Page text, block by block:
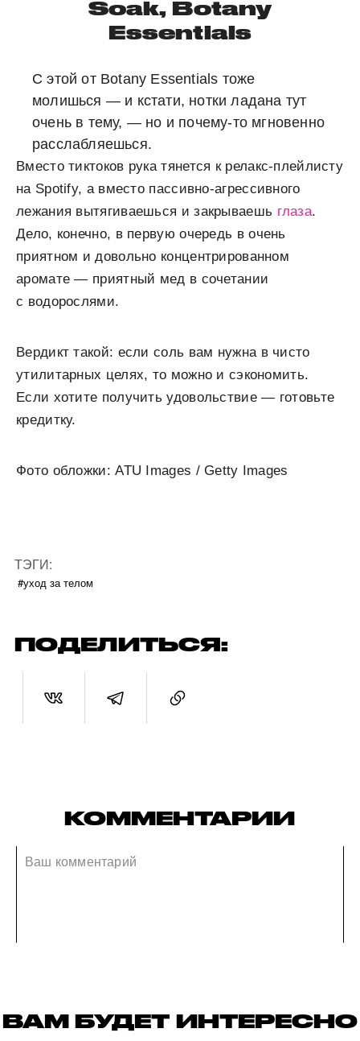
Soak, Botany
Essentials
С этой от Botany Essentials тоже
молишься — и кстати, нотки ладана тут
очень в тему, — но и почему-то мгновенно
расслабляешься.
Вместо тиктоков рука тянется к релакс-плейлисту
на Spotify, а вместо пассивно-агрессивного
лежания вытягиваешься и закрываешь глаза.
Дело, конечно, в первую очередь в очень
приятном и довольно концентрированном
аромате — приятный мед в сочетании
с водорослями.
Вердикт такой: если соль вам нужна в чисто
утилитарных целях, то можно и сэкономить.
Если хотите получить удовольствие — готовьте
кредитку.
Фото обложки: ATU Images / Getty Images
ТЭГИ:
#уход за телом
ПОДЕЛИТЬСЯ:
КОММЕНТАРИИ
ВАМ БУДЕТ ИНТЕРЕСНО